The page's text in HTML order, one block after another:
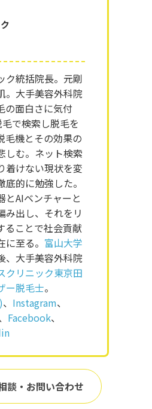
ク統括院長。元剛
。大手美容外科院
の面白さに気付
で検索し脱毛を
毛機とその効果の
しむ。ネット検索
着けない現状を変
的に勉強した。
とAIベンチャーと
み出し、それをリ
ることで社会貢献
至る。 富山大学
、大手美容外科院
クリニック東京田
ー脱毛士。
、 Instagram、
Facebook、
談・お問い合わせ